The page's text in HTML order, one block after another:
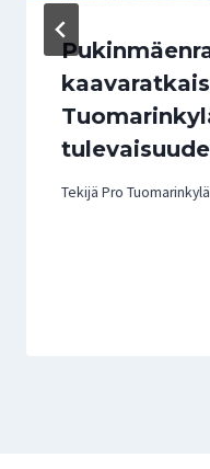
Tekijä Pro Tuomarinkylä